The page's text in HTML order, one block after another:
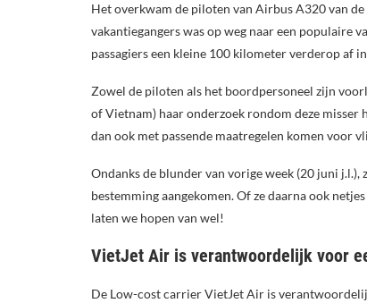
Het overkwam de piloten van Airbus A320 van
vakantiegangers was op weg naar een populaire
passagiers een kleine 100 kilometer verderop af
Zowel de piloten als het boordpersoneel zijn
of Vietnam) haar onderzoek rondom deze misser
dan ook met passende maatregelen komen voor
Ondanks de blunder van vorige week (20 juni
bestemming aangekomen. Of ze daarna ook
laten we hopen van wel!
VietJet Air is verantwoordelijk voor
De Low-cost carrier VietJet Air is